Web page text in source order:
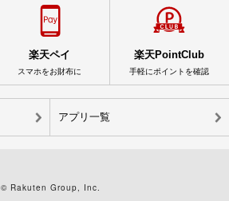
楽天ペイ
スマホをお財布に
楽天PointClub
手軽にポイントを確認
アプリ一覧
© Rakuten Group, Inc.